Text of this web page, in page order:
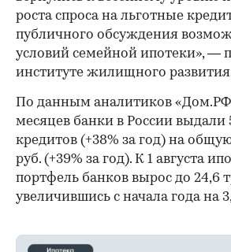
роста спроса на льготные
публичного обсуждения
условий семейной ипотеки», —
институте жилищного
По данным аналитиков
месяцев банки в России выдали
кредитов (+38% за год) на
руб. (+39% за год). К 1 августа
портфель банков вырос до 24,6
увеличившись с начала года на